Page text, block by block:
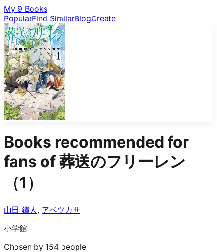
My 9 Books
PopularFind SimilarBlogCreate
Books recommended for
fans of葬送のフリーレン
（1）
山田 鐘人 , アベツカサ
小学館
Chosen by 154 people